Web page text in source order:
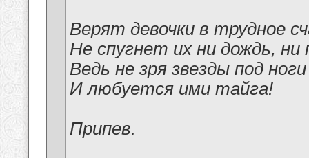
Верят девочки в трудное
Не спугнет их ни дождь, ни
Ведь не зря звезды под
И любуется ими тайга!
Припев.